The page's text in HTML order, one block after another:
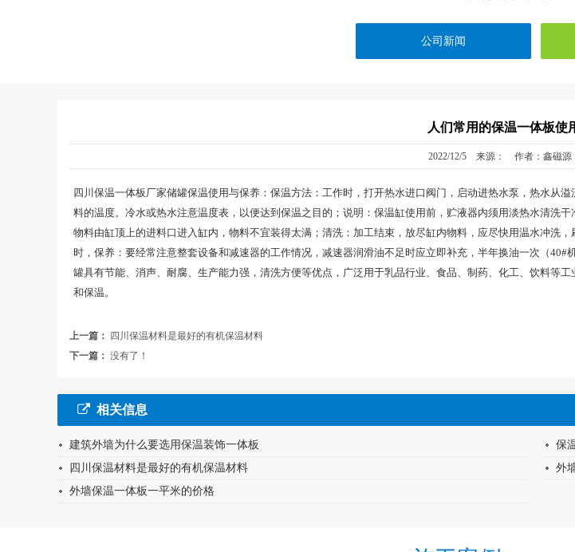
公司新闻
人们常用的保温一体板使
2022/12/5 来源： 作者：鑫磁源
四川保温一体板厂家储罐保温使用与保养：保温方法：工作时，打开热水进口阀门，启动进热水泵，热水从
料的温度。冷水或热水注意温度表，以便达到保温之目的；说明：保温缸使用前，贮液器内须用淡热水清洗干
物料由缸顶上的进料口进入缸内，物料不宜装得太满；清洗：加工结束，放尽缸内物料，应尽快用温水冲洗
时，保养：要经常注意整套设备和减速器的工作情况，减速器润滑油不足时应立即补充，半年换油一次（
罐具有节能、消声、耐腐、生产能力强，清洗方便等优点，广泛用于乳品行业、食品、制药、化工、饮料等
和保温。
上一篇：
四川保温材料是最好的有机保温材料
下一篇： 没有了！
相关信息
建筑外墙为什么要选用保温装饰一体板
保
四川保温材料是最好的有机保温材料
外
外墙保温一体板一平米的价格